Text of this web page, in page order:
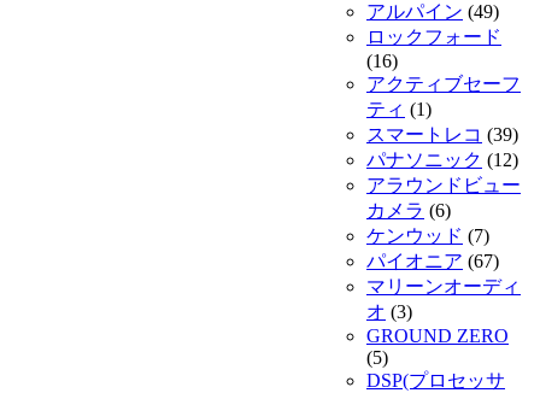
アルパイン (49)
ロックフォード
(16)
アクティブセーフ
ティ (1)
スマートレコ (39)
パナソニック (12)
アラウンドビュー
カメラ (6)
ケンウッド (7)
パイオニア (67)
マリーンオーディ
オ (3)
GROUND ZERO
(5)
DSP(プロセッサ